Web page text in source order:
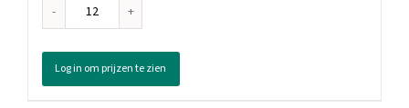
Ajax
Spray
Optimal7,
750
Log in om prijzen te zien